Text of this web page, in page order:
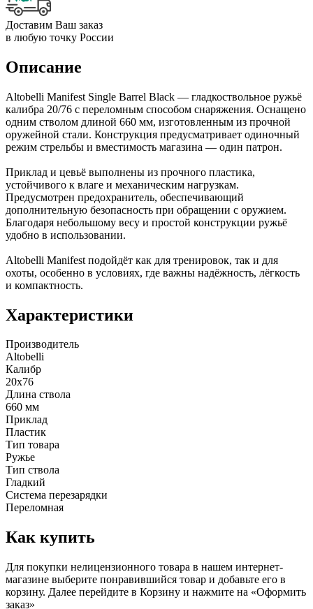
Доставим Ваш заказ
в любую точку России
Описание
Altobelli Manifest Single Barrel Black — гладкоствольное ружьё
калибра 20/76 с переломным способом снаряжения. Оснащено
одним стволом длиной 660 мм, изготовленным из прочной
оружейной стали. Конструкция предусматривает одиночный
режим стрельбы и вместимость магазина — один патрон.
Приклад и цевьё выполнены из прочного пластика,
устойчивого к влаге и механическим нагрузкам.
Предусмотрен предохранитель, обеспечивающий
дополнительную безопасность при обращении с оружием.
Благодаря небольшому весу и простой конструкции ружьё
удобно в использовании.
Altobelli Manifest подойдёт как для тренировок, так и для
охоты, особенно в условиях, где важны надёжность, лёгкость
и компактность.
Характеристики
Производитель
Altobelli
Калибр
20х76
Длина ствола
660 мм
Приклад
Пластик
Тип товара
Ружье
Тип ствола
Гладкий
Система перезарядки
Переломная
Как купить
Для покупки нелицензионного товара в нашем интернет-
магазине выберите понравившийся товар и добавьте его в
корзину. Далее перейдите в Корзину и нажмите на «Оформить
заказ»